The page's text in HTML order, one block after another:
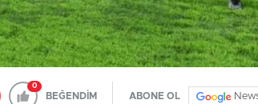
0
BEĞENDİM ABONE OL